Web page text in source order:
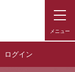
ログイン